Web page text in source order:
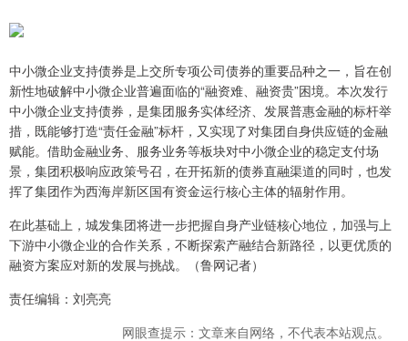
中小微企业支持债券是上交所专项公司债券的重要品种之一，旨在创
新性地破解中小微企业普遍面临的“融资难、融资贵”困境。本次发行
中小微企业支持债券，是集团服务实体经济、发展普惠金融的标杆举
措，既能够打造“责任金融”标杆，又实现了对集团自身供应链的金融
赋能。借助金融业务、服务业务等板块对中小微企业的稳定支付场
景，集团积极响应政策号召，在开拓新的债券直融渠道的同时，也发
挥了集团作为西海岸新区国有资金运行核心主体的辐射作用。
在此基础上，城发集团将进一步把握自身产业链核心地位，加强与上
下游中小微企业的合作关系，不断探索产融结合新路径，以更优质的
融资方案应对新的发展与挑战。（鲁网记者）
责任编辑：刘亮亮
网眼查提示：文章来自网络，不代表本站观点。